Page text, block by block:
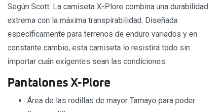
Según Scott: La camiseta X-Plore combina una durabilidad
extrema con la máxima transpirabilidad. Diseñada
específicamente para terrenos de enduro variados y en
constante cambio, esta camiseta lo resistirá todo sin
importar cuán exigentes sean las condiciones.
Pantalones X-Plore
Área de las rodillas de mayor Tamayo para poder